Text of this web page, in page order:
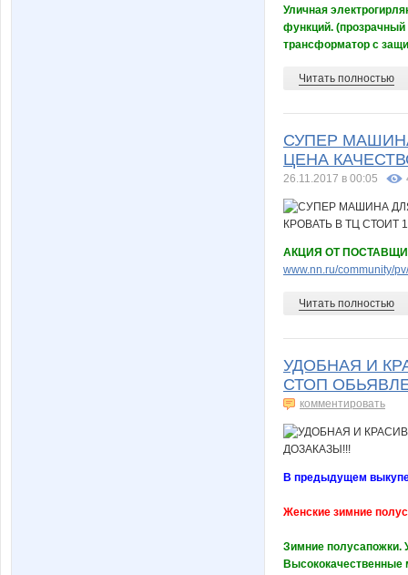
Уличная
функций.
трансформатор с
Читать полностью
СУПЕР
ЦЕНА
26.11.2017 в 00:05
АКЦИЯ ОТ
www.nn.ru/community/
Читать полностью
УДОБНАЯ И
СТОП
комментировать
В предыдущем выкупе,
Женские зимние
Зимние полусапожки.
Высококачественные